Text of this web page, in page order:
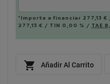
*Importe a financiar 277,13 €
277,13 € / TIN 0,00 % / TAE
 Añadir Al Carrito